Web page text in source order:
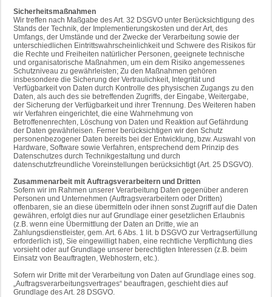
Sicherheitsmaßnahmen
Wir treffen nach Maßgabe des Art. 32 DSGVO unter Berücksichtigung des
Stands der Technik, der Implementierungskosten und der Art, des
Umfangs, der Umstände und der Zwecke der Verarbeitung sowie der
unterschiedlichen Eintrittswahrscheinlichkeit und Schwere des Risikos für
die Rechte und Freiheiten natürlicher Personen, geeignete technische
und organisatorische Maßnahmen, um ein dem Risiko angemessenes
Schutzniveau zu gewährleisten; Zu den Maßnahmen gehören
insbesondere die Sicherung der Vertraulichkeit, Integrität und
Verfügbarkeit von Daten durch Kontrolle des physischen Zugangs zu den
Daten, als auch des sie betreffenden Zugriffs, der Eingabe, Weitergabe,
der Sicherung der Verfügbarkeit und ihrer Trennung. Des Weiteren haben
wir Verfahren eingerichtet, die eine Wahrnehmung von
Betroffenenrechten, Löschung von Daten und Reaktion auf Gefährdung
der Daten gewährleisen. Ferner berücksichtigen wir den Schutz
personenbezogener Daten bereits bei der Entwicklung, bzw. Auswahl von
Hardware, Software sowie Verfahren, entsprechend dem Prinzip des
Datenschutzes durch Technikgestaltung und durch
datenschutzfreundliche Voreinstellungen berücksichtigt (Art. 25 DSGVO).
Zusammenarbeit mit Auftragsverarbeitern und Dritten
Sofern wir im Rahmen unserer Verarbeitung Daten gegenüber anderen
Personen und Unternehmen (Auftragsverarbeitern oder Dritten)
offenbaren, sie an diese übermitteln oder ihnen sonst Zugriff auf die Daten
gewähren, erfolgt dies nur auf Grundlage einer gesetzlichen Erlaubnis
(z.B. wenn eine Übermittlung der Daten an Dritte, wie an
Zahlungsdienstleister, gem. Art. 6 Abs. 1 lit. b DSGVO zur Vertragserfüllung
erforderlich ist), Sie eingewilligt haben, eine rechtliche Verpflichtung dies
vorsieht oder auf Grundlage unserer berechtigten Interessen (z.B. beim
Einsatz von Beauftragten, Webhostern, etc.).
Sofern wir Dritte mit der Verarbeitung von Daten auf Grundlage eines sog.
„Auftragsverarbeitungsvertrages“ beauftragen, geschieht dies auf
Grundlage des Art. 28 DSGVO.